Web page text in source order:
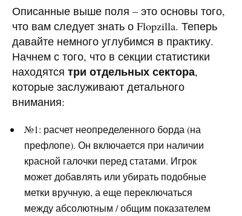
Описанные выше поля – это основы того,
что вам следует знать о Flopzilla. Теперь
давайте немного углубимся в практику.
Начнем с того, что в секции статистики
находятся три отдельных сектора,
которые заслуживают детального
внимания:
№1: расчет неопределенного борда (на
префлопе). Он включается при наличии
красной галочки перед статами. Игрок
может добавлять или убирать подобные
метки вручную, а еще переключаться
между абсолютным / общим показателем